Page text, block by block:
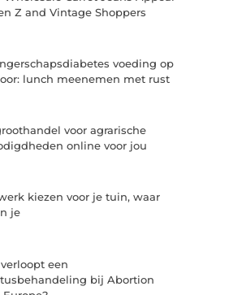
Z and Vintage Shoppers
voeding op
lunch meenemen met rust
voor agrarische
online voor jou
kiezen voor je tuin, waar
je
een
bij Abortion